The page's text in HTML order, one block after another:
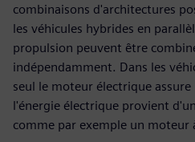
combinaisons d'architectures
les véhicules hybrides en
propulsion peuvent être
indépendamment. Dans les
seul le moteur électrique
l'énergie électrique provient
comme par exemple un moteur